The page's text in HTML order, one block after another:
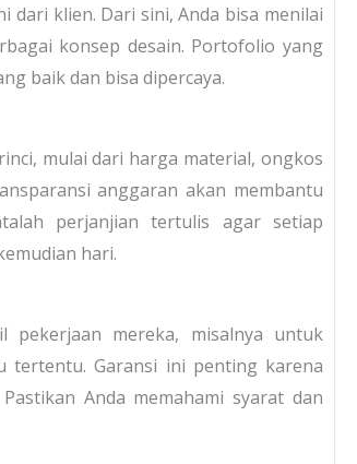
dari klien. Dari sini, Anda bisa menilai
konsep desain. Portofolio yang
baik dan bisa dipercaya.
mulai dari harga material, ongkos
anggaran akan membantu
perjanjian tertulis agar setiap
hari.
pekerjaan mereka, misalnya untuk
tertentu. Garansi ini penting karena
Anda memahami syarat dan